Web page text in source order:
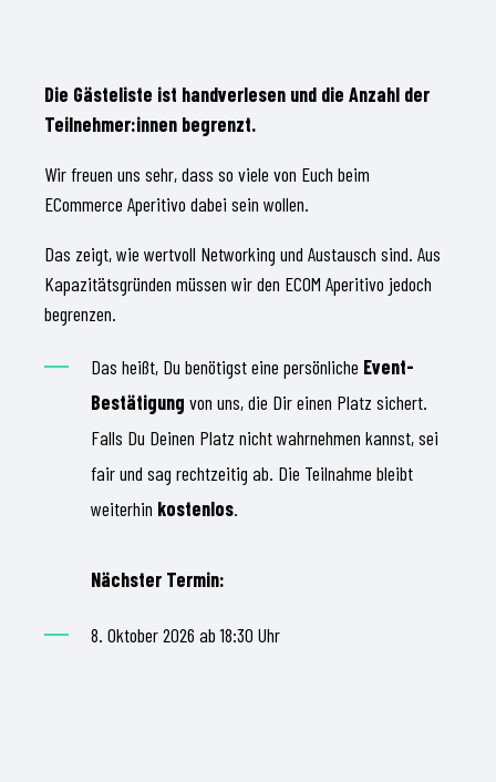
Die Gästeliste ist handverlesen und die Anzahl der
Teilnehmer:innen begrenzt.
Wir freuen uns sehr, dass so viele von Euch beim
ECommerce Aperitivo dabei sein wollen.
Das zeigt, wie wertvoll Networking und Austausch sind. Aus
Kapazitätsgründen müssen wir den ECOM Aperitivo jedoch
begrenzen.
Das heißt, Du benötigst eine persönliche Event-
Bestätigung von uns, die Dir einen Platz sichert.
Falls Du Deinen Platz nicht wahrnehmen kannst, sei
fair und sag rechtzeitig ab. Die Teilnahme bleibt
weiterhin kostenlos.
Nächster Termin:
8. Oktober 2026 ab 18:30 Uhr